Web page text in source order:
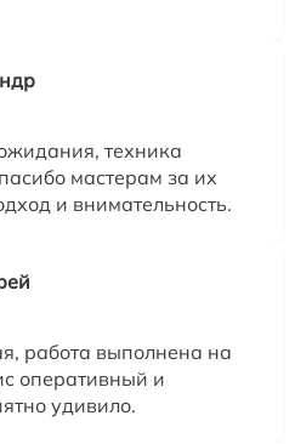
техника
мастерам за их
и внимательность.
работа выполнена на
оперативный и
удивило.